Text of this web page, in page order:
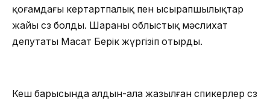
қоғамдағы кертартпалық пен ысырапшылықтар
жайы сөз болды. Шараны облыстық мәслихат
депутаты Масат Берік жүргізіп отырды.
Кеш барысында алдын-ала жазылған спикерлер сөз